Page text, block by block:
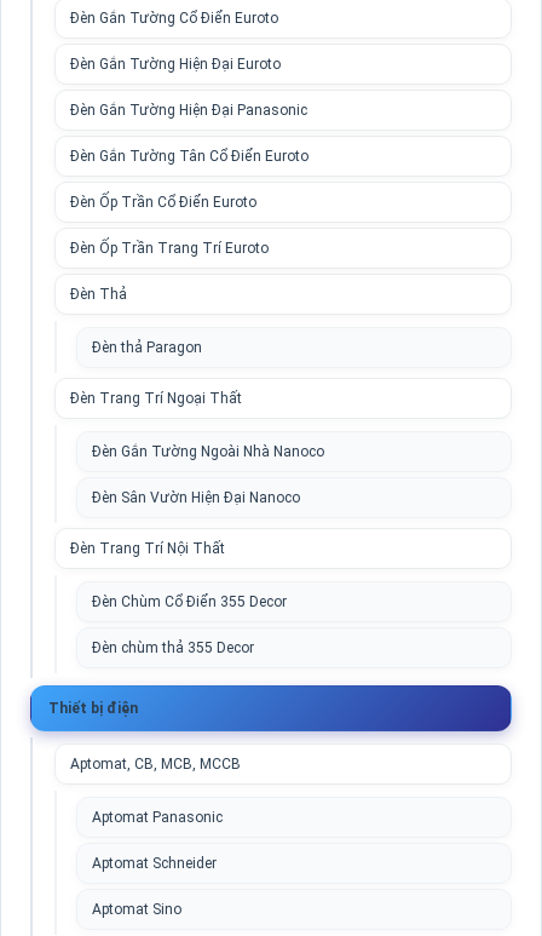
Đèn Gắn Tường Cổ Điển Euroto
Đèn Gắn Tường Hiện Đại Euroto
Đèn Gắn Tường Hiện Đại Panasonic
Đèn Gắn Tường Tân Cổ Điển Euroto
Đèn Ốp Trần Cổ Điển Euroto
Đèn Ốp Trần Trang Trí Euroto
Đèn Thả
Đèn thả Paragon
Đèn Trang Trí Ngoại Thất
Đèn Gắn Tường Ngoài Nhà Nanoco
Đèn Sân Vườn Hiện Đại Nanoco
Đèn Trang Trí Nội Thất
Đèn Chùm Cổ Điển 355 Decor
Đèn chùm thả 355 Decor
Thiết bị điện
Aptomat, CB, MCB, MCCB
Aptomat Panasonic
Aptomat Schneider
Aptomat Sino